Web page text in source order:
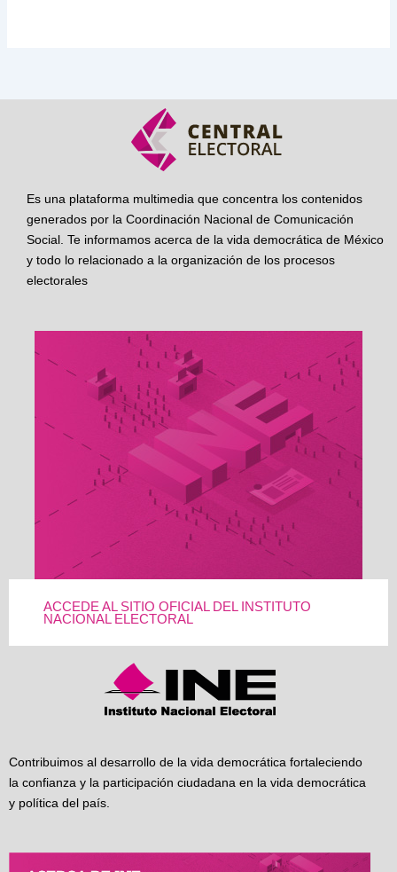
Es una plataforma multimedia que concentra los contenidos
generados por la Coordinación Nacional de Comunicación
Social. Te informamos acerca de la vida democrática de México
y todo lo relacionado a la organización de los procesos
electorales
ACCEDE AL SITIO OFICIAL DEL INSTITUTO
NACIONAL ELECTORAL
Contribuimos al desarrollo de la vida democrática fortaleciendo
la confianza y la participación ciudadana en la vida democrática
y política del país.